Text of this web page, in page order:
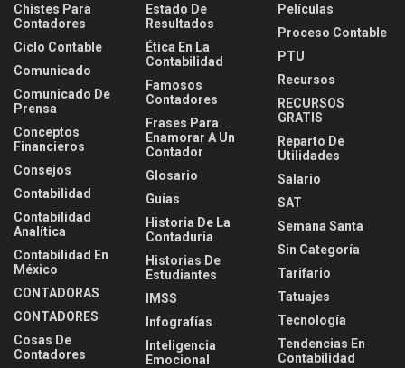
Chistes Para
Contadores
Ciclo Contable
Comunicado
Comunicado De
Prensa
Conceptos
Financieros
Consejos
Contabilidad
Contabilidad
Analítica
Contabilidad En
México
CONTADORAS
CONTADORES
Cosas De
Contadores
Estado De
Resultados
Ética En La
Contabilidad
Famosos
Contadores
Frases Para
Enamorar A Un
Contador
Glosario
Guías
Historia De La
Contaduria
Historias De
Estudiantes
IMSS
Infografías
Inteligencia
Emocional
Películas
Proceso Contable
PTU
Recursos
RECURSOS
GRATIS
Reparto De
Utilidades
Salario
SAT
Semana Santa
Sin Categoría
Tarifario
Tatuajes
Tecnología
Tendencias En
Contabilidad